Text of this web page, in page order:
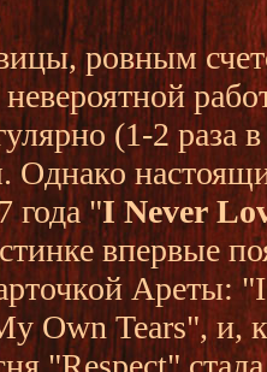
ровным
невероятной
(1-2 раза
Однако
года "I Never
впервые
Ареты:
Own Tears", и,